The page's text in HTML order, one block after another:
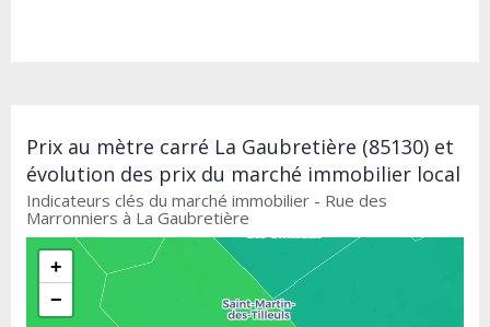
Prix au mètre carré La Gaubretière (85130) et
évolution des prix du marché immobilier local
Indicateurs clés du marché immobilier - Rue des
Marronniers à La Gaubretière
+
−